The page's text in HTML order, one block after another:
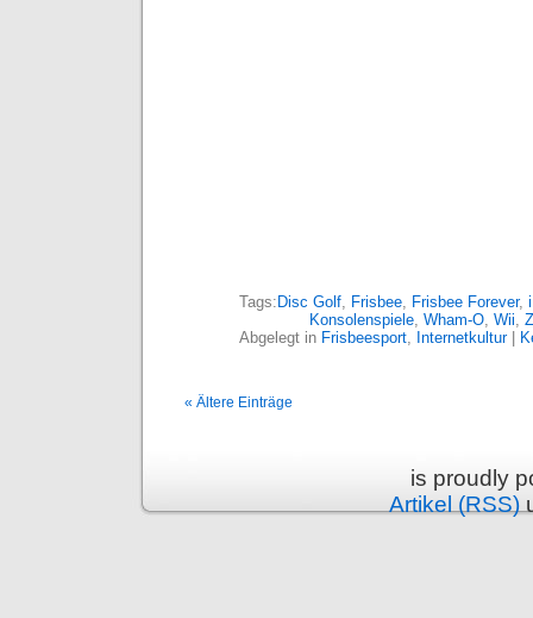
Tags:Disc Golf Frisbee Frisbee Forever,
Konsolenspiele Wham-O Wii
Abgelegt in Frisbeesport Internetkultur|
« Ältere Einträge
is proudly
Artikel (RSS)